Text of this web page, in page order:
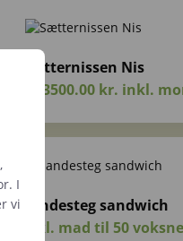
Sætternissen Nis
FRA 3500.00 kr. inkl.
andesteg sandwich
kr. inkl. mad til 50
I
vi